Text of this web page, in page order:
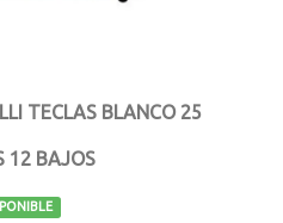
TECLAS BLANCO 25
12 BAJOS